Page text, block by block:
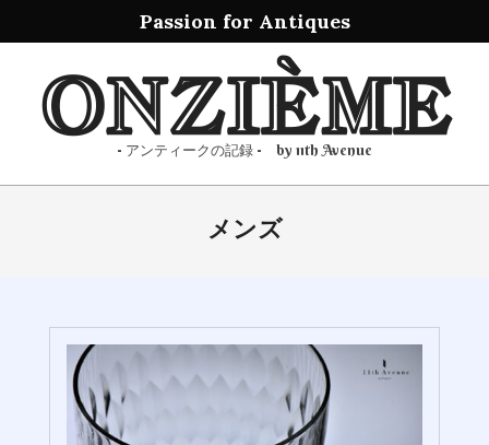
Passion for Antiques
contentONZIÈME
- アンティークの記録 - by 11th Avenue
メンズ